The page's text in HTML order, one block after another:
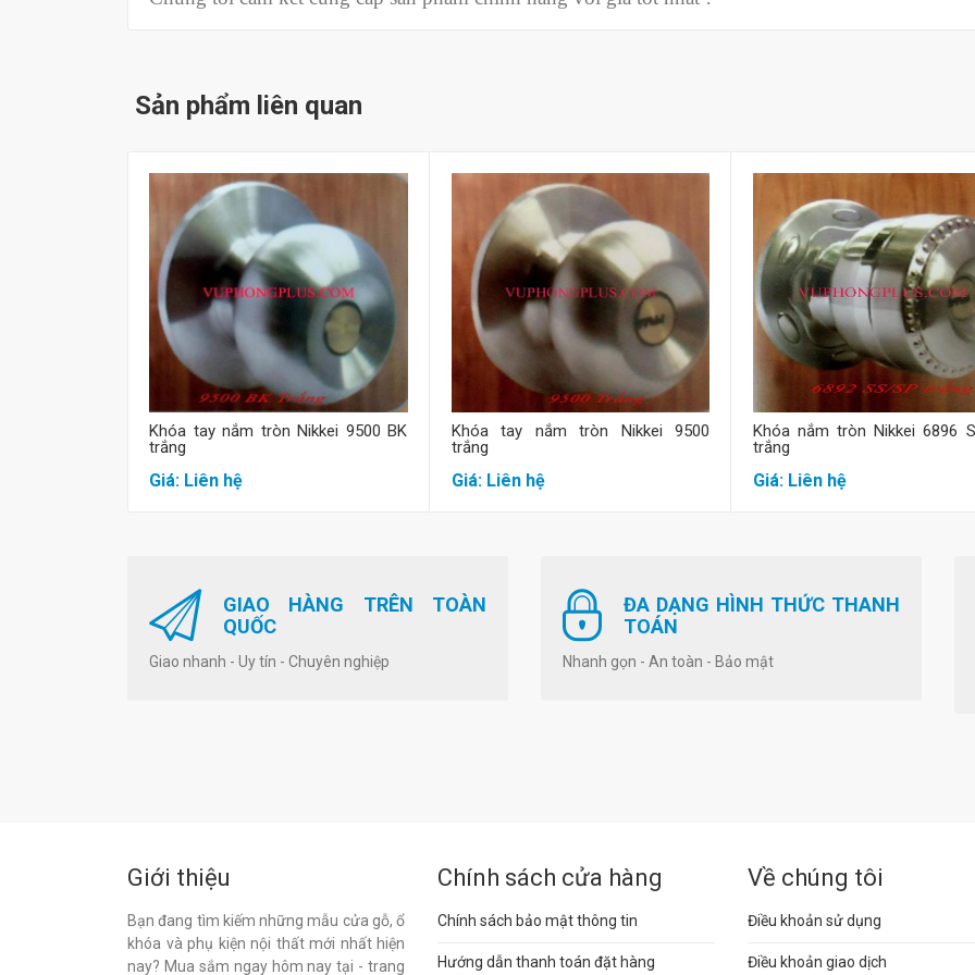
Sản phẩm liên quan
Mua hàng
Khóa tay nắm tròn Nikkei 9500 BK
trắng
Giá: Liên hệ
Mua hàng
Khóa tay nắm tròn Nikkei 9500
trắng
Giá: Liên hệ
Mua hàng
Khóa nắm tròn Nikkei 6896
trắng
Giá: Liên hệ
GIAO HÀNG TRÊN TOÀN
QUỐC
Giao nhanh - Uy tín - Chuyên nghiệp
ĐA DẠNG HÌNH THỨC THANH
TOÁN
Nhanh gọn - An toàn - Bảo mật
Giới thiệu
Bạn đang tìm kiếm những mẫu cửa gỗ, ổ
khóa và phụ kiện nội thất mới nhất hiện
nay? Mua sắm ngay hôm nay tại - trang
Chính sách cửa hàng
Chính sách bảo mật thông tin
Hướng dẫn thanh toán đặt hàng
Về chúng tôi
Điều khoản sử dụng
Điều khoản giao dịch